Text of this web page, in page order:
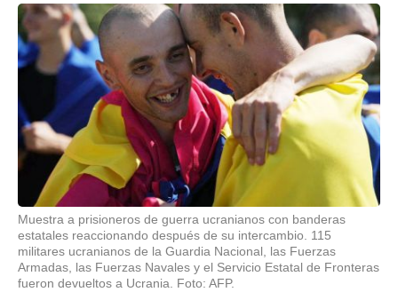
Muestra a prisioneros de guerra ucranianos con banderas
estatales reaccionando después de su intercambio. 115
militares ucranianos de la Guardia Nacional, las Fuerzas
Armadas, las Fuerzas Navales y el Servicio Estatal de Fronteras
fueron devueltos a Ucrania. Foto: AFP.